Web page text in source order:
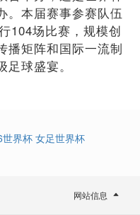
。本届赛事参赛队伍
104场比赛，规模创
播矩阵和国际一流制
球盛宴。
界杯 女足世界杯
网站信息